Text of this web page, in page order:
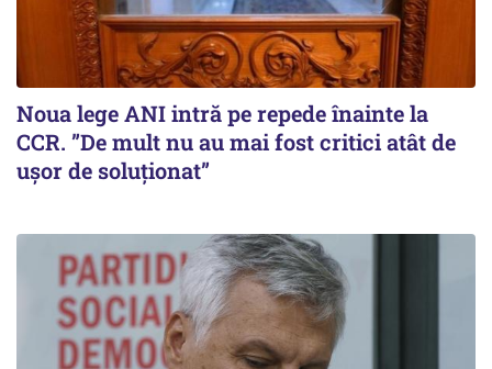
Noua lege ANI intră pe repede înainte la
CCR. ”De mult nu au mai fost critici atât de
ușor de soluționat”